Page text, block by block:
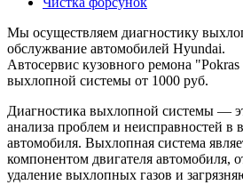
Мы осуществляем диагностику
обслужвание автомобилей Hyundai.
Автосервис кузовного ремона
выхлопной системы от 1000 руб.
Диагностика выхлопной системы —
анализа проблем и неисправностей в
автомобиля. Выхлопная система
компонентом двигателя автомобиля,
удаление выхлопных газов и